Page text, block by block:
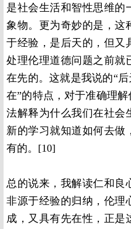
是社会生活和智性思维的
象物。更为奇妙的是，这
于经验，是后天的，但又
处理伦理道德问题之前就
在先的。这就是我说的“
在”的特点，对于准确理
法解释为什么我们在社会
新的学习就知道如何去做
有的。[10]
总的说来，我解读仁和良
非源于经验的归纳，伦理
成，又具有先在性，正是